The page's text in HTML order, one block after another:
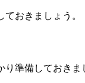
おきましょう。
り準備しておきま